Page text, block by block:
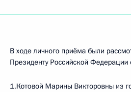
В ходе личного приёма были
Президенту Российской
1.Котовой Марины Викторовны из